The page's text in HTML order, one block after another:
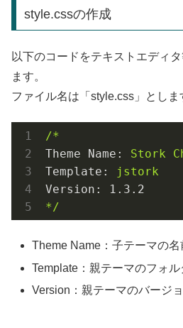
style.cssの作成
以下のコードをテキストエディ
ます。
ファイル名は「style.css」としま
/*
Theme Name:
Stork
Template:
jstork
Version:
1.3 .2
*/
Theme Name：子テーマの名
Template：親テーマのフォル
Version：親テーマのバージ